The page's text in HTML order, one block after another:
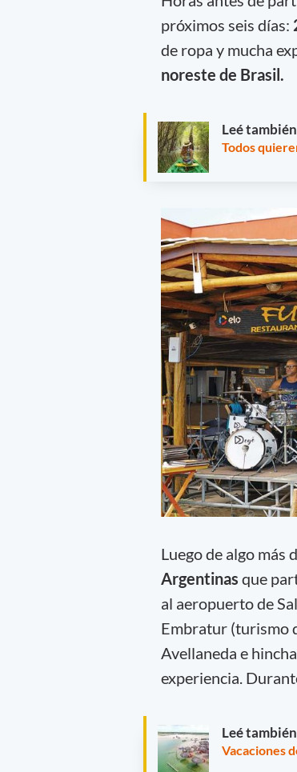
próximos seis días:
de ropa y mucha
noreste de Brasil.
Leé también
Todos
Luego de algo más
Argentinas que
al aeropuerto de
Embratur (turismo
Avellaneda e
experiencia.
Leé también
Vacaciones